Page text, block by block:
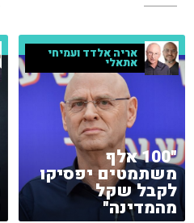
אריה אלדד ועמיחי
אתאלי
"100 אלף
משתמטים יפסיקו
לקבל שקל
מהמדינה"